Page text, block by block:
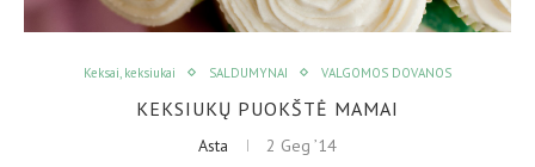
Keksai, keksiukai SALDUMYNAI VALGOMOS DOVANOS
KEKSIUKŲ PUOKŠTĖ MAMAI
Asta 2 Geg ’14